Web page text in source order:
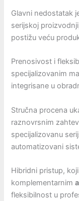
Glavni nedostatak
serijskoj
postižu veću
Prenosivost i
specijalizovanim
integrisane u
Stručna procena
raznovrsnim
specijalizovanu
automatizovani
Hibridni pristup,
komplementarnim
fleksibilnost u